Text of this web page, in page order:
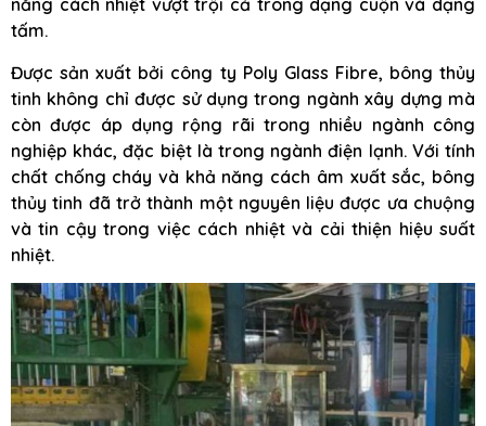
năng cách nhiệt vượt trội cả trong dạng cuộn và dạng
tấm.
Được sản xuất bởi công ty Poly Glass Fibre, bông thủy
tinh không chỉ được sử dụng trong ngành xây dựng mà
còn được áp dụng rộng rãi trong nhiều ngành công
nghiệp khác, đặc biệt là trong ngành điện lạnh. Với tính
chất chống cháy và khả năng cách âm xuất sắc, bông
thủy tinh đã trở thành một nguyên liệu được ưa chuộng
và tin cậy trong việc cách nhiệt và cải thiện hiệu suất
nhiệt.